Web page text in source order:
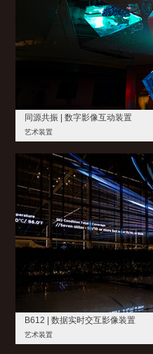
同源共振 | 数字影像互动装置
艺术装置
B612 | 数据实时交互影像装置
艺术装置